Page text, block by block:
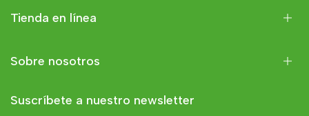
Tienda en línea
Sobre nosotros
Suscríbete a nuestro newsletter